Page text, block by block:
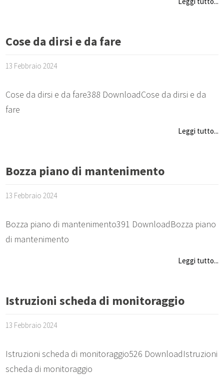
Cose da dirsi e da fare
13 Febbraio 2024
Cose da dirsi e da fare388 DownloadCose da dirsi e da
fare
Leggi tutto...
Bozza piano di mantenimento
13 Febbraio 2024
Bozza piano di mantenimento391 DownloadBozza piano
di mantenimento
Leggi tutto...
Istruzioni scheda di monitoraggio
13 Febbraio 2024
Istruzioni scheda di monitoraggio526 DownloadIstruzioni
scheda di monitoraggio